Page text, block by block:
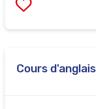
Cours d'anglais